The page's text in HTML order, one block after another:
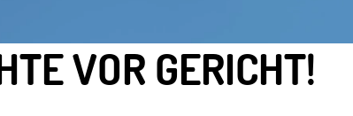
VOR GERICHT!